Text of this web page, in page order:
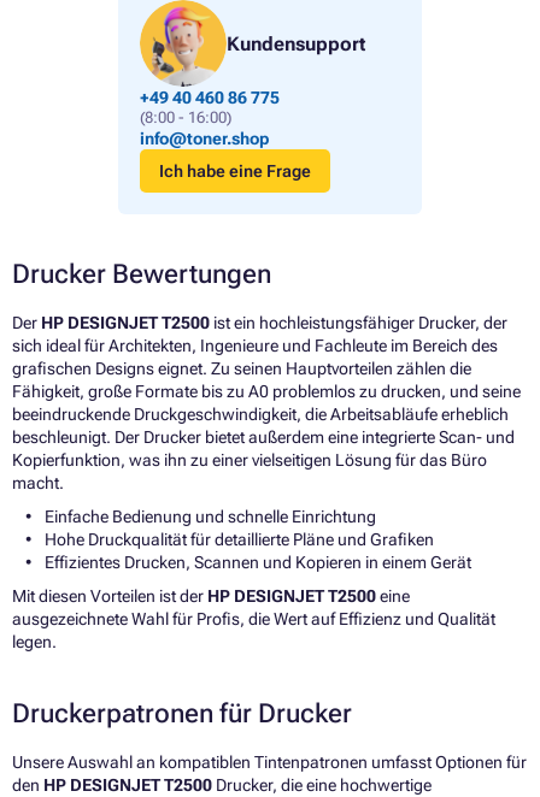
Kundensupport
+49 40 460 86 775
(8:00 - 16:00)
info@toner.shop
Ich habe eine Frage
Drucker Bewertungen
Der HP DESIGNJET T2500 ist ein hochleistungsfähiger Drucker, der
sich ideal für Architekten, Ingenieure und Fachleute im Bereich des
grafischen Designs eignet. Zu seinen Hauptvorteilen zählen die
Fähigkeit, große Formate bis zu A0 problemlos zu drucken, und seine
beeindruckende Druckgeschwindigkeit, die Arbeitsabläufe erheblich
beschleunigt. Der Drucker bietet außerdem eine integrierte Scan- und
Kopierfunktion, was ihn zu einer vielseitigen Lösung für das Büro
macht.
Einfache Bedienung und schnelle Einrichtung
Hohe Druckqualität für detaillierte Pläne und Grafiken
Effizientes Drucken, Scannen und Kopieren in einem Gerät
Mit diesen Vorteilen ist der HP DESIGNJET T2500eine
ausgezeichnete Wahl für Profis, die Wert auf Effizienz und Qualität
legen.
Druckerpatronen für Drucker
Unsere Auswahl an kompatiblen Tintenpatronen umfasst Optionen für
den HP DESIGNJET T2500 Drucker, die eine hochwertige